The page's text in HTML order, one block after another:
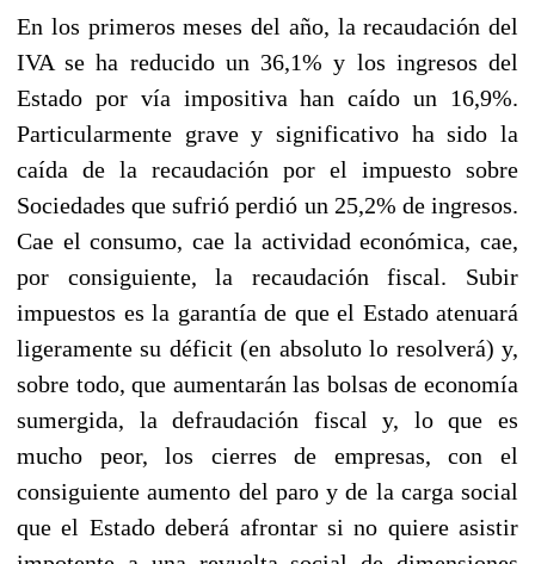
En los primeros meses del año, la recaudación del
IVA se ha reducido un 36,1% y los ingresos del
Estado por vía impositiva han caído un 16,9%.
Particularmente grave y significativo ha sido la
caída de la recaudación por el impuesto sobre
Sociedades que sufrió perdió un 25,2% de ingresos.
Cae el consumo, cae la actividad económica, cae,
por consiguiente, la recaudación fiscal. Subir
impuestos es la garantía de que el Estado atenuará
ligeramente su déficit (en absoluto lo resolverá) y,
sobre todo, que aumentarán las bolsas de economía
sumergida, la defraudación fiscal y, lo que es
mucho peor, los cierres de empresas, con el
consiguiente aumento del paro y de la carga social
que el Estado deberá afrontar si no quiere asistir